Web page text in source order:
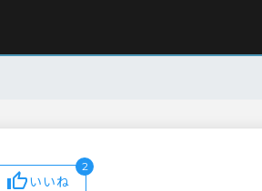
いいね
2